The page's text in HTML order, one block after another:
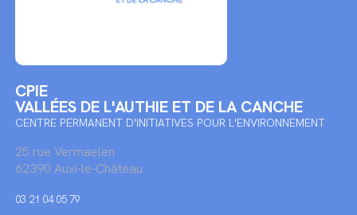
CPIE
VALLÉES DE L'AUTHIE ET DE LA CANCHE
CENTRE PERMANENT D'INITIATIVES POUR L'ENVIRONNEMENT
25 rue Vermaelen
62390 Auxi-le-Château
03 21 04 05 79